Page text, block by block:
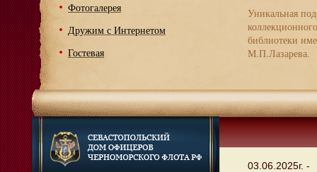
Фотогалерея
Дружим с Интернетом
Гостевая
Уникальная
библиотеки
М.П.Лазарева.
03.06.2025г. -